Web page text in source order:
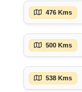
476 Kms
500 Kms
538 Kms